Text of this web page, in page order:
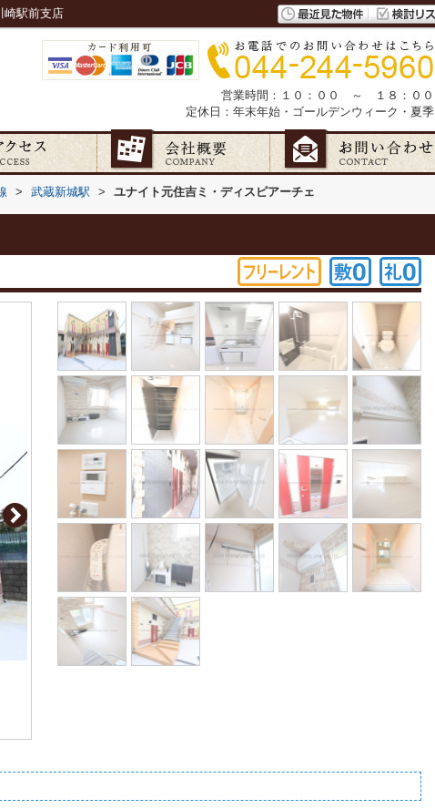
崎駅前支店
営業時間：１０：００ ～ １８：００
定休日：年末年始・ゴールデンウィーク・夏季
> 武蔵新城駅 > ユナイト元住吉ミ・ディスピアーチェ